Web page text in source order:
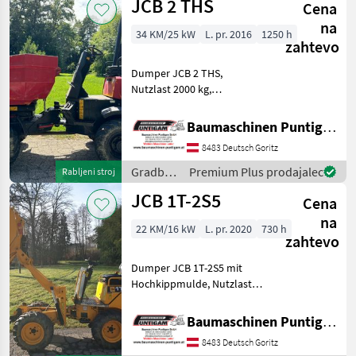
JCB
Rabljeni stroj
JCB 2 THS
Cena
na
zahtevo
34 KM/25 kW L. pr. 2016 1250 h
Dumper JCB 2 THS,
Nutzlast 2000 kg,
Referenznummer: 3501
Baumaschinen Puntigam
GmbH Unser Spezialgebiet:
Ankauf - Verkauf -
Vermietung
Baumaschinen Puntigam GmbH
8483 Deutsch Goritz
Gradbeni
stroji /
JCB
Premium Plus prodajalec
JCB 1T-2S5
Cena
na
zahtevo
22 KM/16 kW L. pr. 2020 730 h
Dumper JCB 1T-2S5 mit
Hochkippmulde, Nutzlast
110cm, Referenznummer:
3802 Baumaschinen
Puntigam GmbH Unser
Baumaschinen Puntigam GmbH
8483 Deutsch Goritz